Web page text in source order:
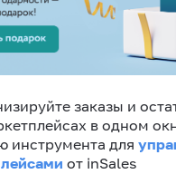
заказы и
в одном
инструмента для
от inSales